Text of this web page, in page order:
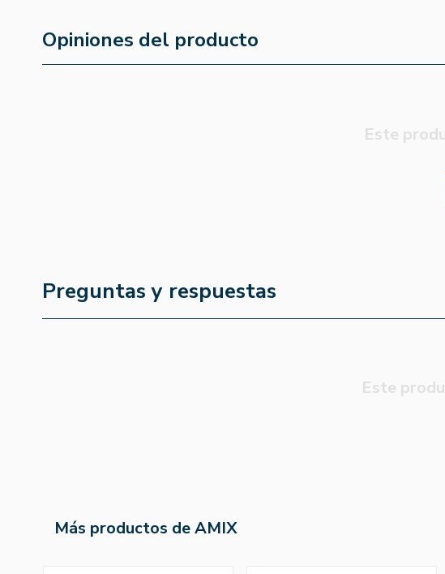
Opiniones del producto
Este
Preguntas y respuestas
Este
Más productos de AMIX